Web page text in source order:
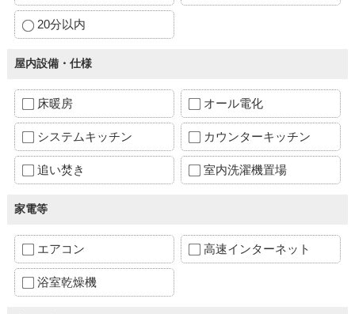
20分以内
屋内設備・仕様
床暖房 オール電化
システムキッチン カウンターキッチン
追い焚き 室内洗濯機置場
家電等
エアコン 高速インターネット
浴室乾燥機